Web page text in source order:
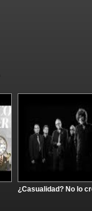
¿Casualidad? No lo